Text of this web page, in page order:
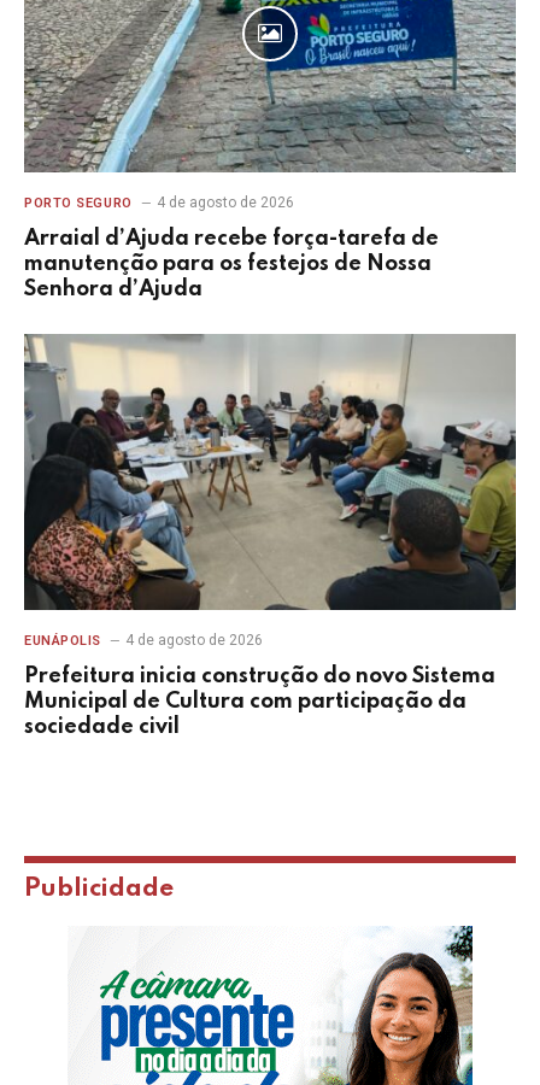
PORTO SEGURO 4 de agosto de 2026
Arraial d’Ajuda recebe força-tarefa de
manutenção para os festejos de Nossa
Senhora d’Ajuda
EUNÁPOLIS 4 de agosto de 2026
Prefeitura inicia construção do novo Sistema
Municipal de Cultura com participação da
sociedade civil
Publicidade